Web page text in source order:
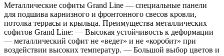
с
пленкой
White
Wood
TwinColor
Металлические софиты Grand Line — специальные панели
для подшива карнизного и фронтонного свесов кровли,
потолка террасы и крыльца. Преимущества металлических
софитов Grand Line: — Высокая устойчивость к деформации
— металлический софит не «ведет» и не «коробит» при
воздействии высоких температур. — Большой выбор цветов и